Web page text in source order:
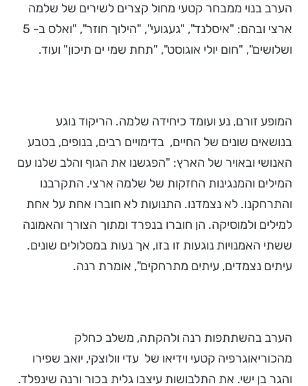
הערב בנוי ממבחר קטעי מחול קצרים לשירים של שלמה
ארצי ובהם: "איסלנד", "געגועי", "הילוך חוזר", "ואלס ב- 5
ושלושים", "חום יולי אוגוסט", "תחת שמי ים תיכון" ועוד.
המופע זורם, נע ועומד כיחידה שלמה. הריקוד נוגע
בנושאים שונים של החיים, בדימויים רבים, בנופים, בטבע
האנושי ובאויר של הארץ: "הפגשנו את הגוף והלב שלנו עם
המילים והמנגינות החזקות של שלמה ארצי. התקרבנו
והתרחקנו. לא נצמדנו. התנועות לא חוברו אחת על אחת
למילים ולמוסיקה. הן חוברו בנפרד ומתוך הצורך והאמונה
ששתי האמנויות נוגעות זו בזו, אך נעות במסלולים שונים.
עיתים נצמדים, עיתים מתרחקים", אומרת רנה.
הערב בהשתתפות רנה ולהקתה, משלב כחלק
מהכוריאוגרפיה קטעי וידיאו של עדי וולוצקי, יואב שפירו
והגר בן ישי. את התלבושות עיצבו גלית בכור ורנה שינפלד.